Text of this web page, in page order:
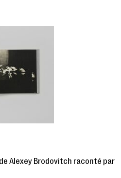
Alexey Brodovitch raconté par